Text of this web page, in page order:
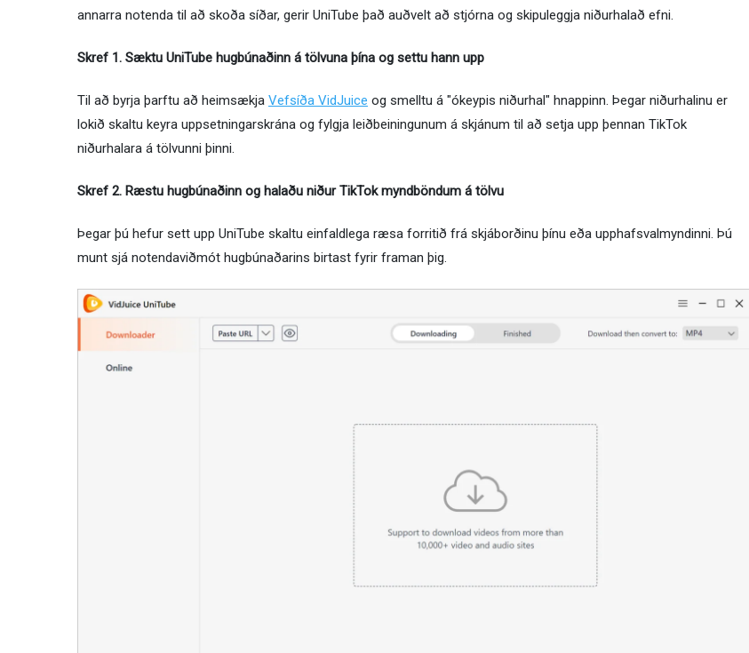
annarra notenda til að skoða síðar, gerir UniTube það auðvelt að stjórna og skipuleggja niðurhalað efni.
Skref 1. Sæktu UniTube hugbúnaðinn á tölvuna þína og settu hann upp
Til að byrja þarftu að heimsækja Vefsíða VidJuice og smelltu á "ókeypis niðurhal" hnappinn. Þegar niðurhalinu er
lokið skaltu keyra uppsetningarskrána og fylgja leiðbeiningunum á skjánum til að setja upp þennan TikTok
niðurhalara á tölvunni þinni.
Skref 2. Ræstu hugbúnaðinn og halaðu niður TikTok myndböndum á tölvu
Þegar þú hefur sett upp UniTube skaltu einfaldlega ræsa forritið frá skjáborðinu þínu eða upphafsvalmyndinni. Þú
munt sjá notendaviðmót hugbúnaðarins birtast fyrir framan þig.